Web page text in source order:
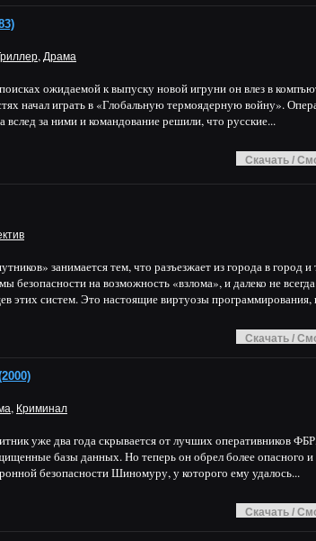
, Драма
ожидаемой к выпуску новой игруни он влез в
начал играть в «Глобальную термоядерную войну».
вслед за ними и командование решили, что русские...
Скачать /
занимается тем, что разъезжает из города в город и
безопасности на возможность «взлома», и далеко не
этих систем. Это настоящие виртуозы программирования,
Скачать /
, Криминал
уже два года скрывается от лучших оперативников
базы данных. Но теперь он обрел более опасного и
безопасности Шиномуру, у которого ему удалось...
Скачать /